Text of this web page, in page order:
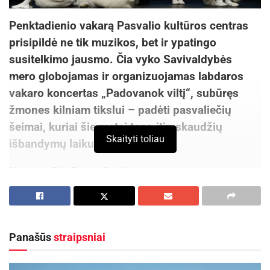
Penktadienio vakarą Pasvalio kultūros centras
prisipildė ne tik muzikos, bet ir ypatingo
susitelkimo jausmo. Čia vyko Savivaldybės
mero globojamas ir organizuojamas labdaros
vakaro koncertas „Padovanok viltį“, subūręs
žmones kilniam tikslui – padėti pasvaliečių
šeimai, kuriai šie metai tapo itin skaudžių
išbandymų laiku.
Keturmečio Rojus Svalbono kova su onkologine
liga, artimo žmogaus netektis, ir senelių namus
sunaikinusi smegduobė – tai realybė, kuria
labdaros vakaras tapo ne tik paramos rinkimu,
Skaityti toliau
Panašūsstraipsniai